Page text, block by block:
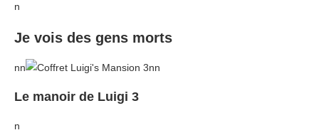
n
Je vois des gens morts
nn nn
Le manoir de Luigi 3
n